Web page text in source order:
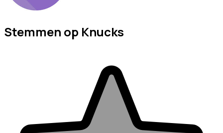
Stemmen op Knucks